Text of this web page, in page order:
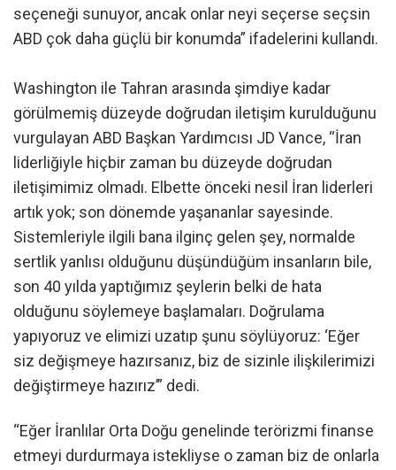
seçeneği sunuyor, ancak onlar neyi seçerse seçsin
ABD çok daha güçlü bir konumda” ifadelerini kullandı.
Washington ile Tahran arasında şimdiye kadar
görülmemiş düzeyde doğrudan iletişim kurulduğunu
vurgulayan ABD Başkan Yardımcısı JD Vance, “İran
liderliğiyle hiçbir zaman bu düzeyde doğrudan
iletişimimiz olmadı. Elbette önceki nesil İran liderleri
artık yok; son dönemde yaşananlar sayesinde.
Sistemleriyle ilgili bana ilginç gelen şey, normalde
sertlik yanlısı olduğunu düşündüğüm insanların bile,
son 40 yılda yaptığımız şeylerin belki de hata
olduğunu söylemeye başlamaları. Doğrulama
yapıyoruz ve elimizi uzatıp şunu söylüyoruz: ‘Eğer
siz değişmeye hazırsanız, biz de sizinle ilişkilerimizi
değiştirmeye hazırız’” dedi.
“Eğer İranlılar Orta Doğu genelinde terörizmi finanse
etmeyi durdurmaya istekliyse o zaman biz de onlarla